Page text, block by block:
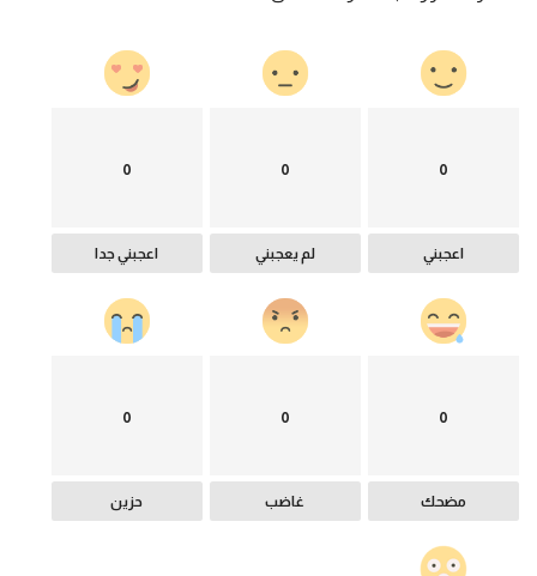
0
اعجبني
0
لم يعجبني
0
اعجبني جدا
0
مضحك
0
غاضب
0
حزين